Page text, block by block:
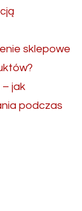
sklepowe
jak
podczas